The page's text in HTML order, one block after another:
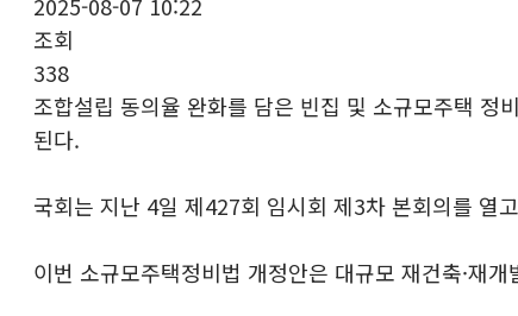
조회
338
조합설립 동의율 완화를 담은 빈집 및 소규모주택 정
된다.
국회는 지난 4일 제427회 임시회 제3차 본회의를 열
이번 소규모주택정비법 개정안은 대규모 재건축·재